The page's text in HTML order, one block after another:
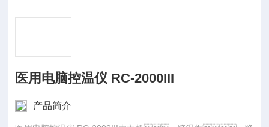
医用电脑控温仪 RC-2000III
产品简介